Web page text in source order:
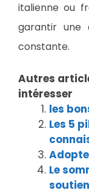
italienne ou
garantir une
constante.
Autres
intéresser
les
Les 5
Le